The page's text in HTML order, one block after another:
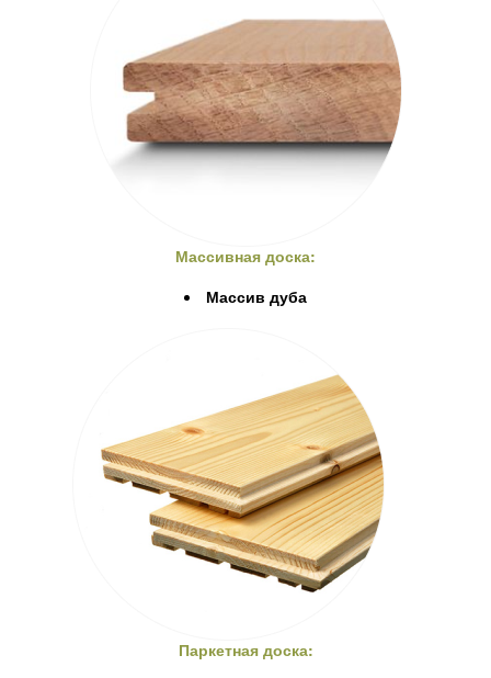
Массивная доска:
Массив дуба
Паркетная доска: